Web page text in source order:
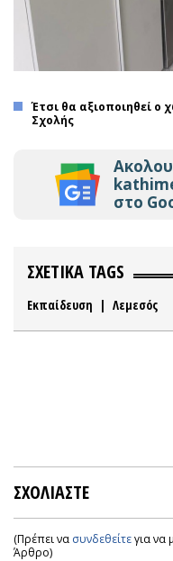
Έτσι θα αξιοποιηθεί ο
Σχολής
στο
ΣΧΕΤΙΚΑ TAGS
Εκπαίδευση | Λεμεσός
ΣΧΟΛΙΑΣΤΕ
(Πρέπει να συνδεθείτεγια να
Άρθρο)